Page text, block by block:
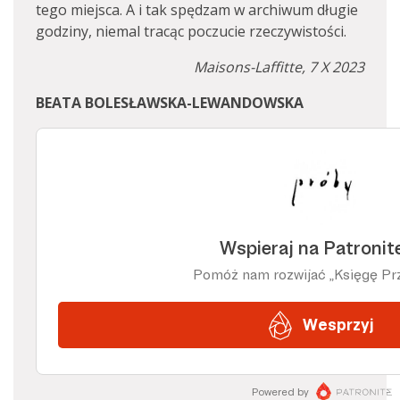
tego miejsca. A i tak spędzam w archiwum długie
godziny, niemal tracąc poczucie rzeczywistości.
Maisons-Laffitte, 7 X 2023
BEATA BOLESŁAWSKA-LEWANDOWSKA